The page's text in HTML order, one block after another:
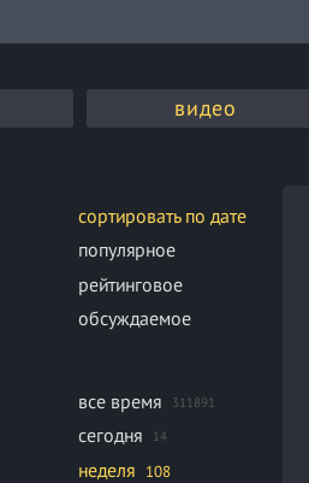
видео
сортировать по дате
популярное
рейтинговое
обсуждаемое
все время 311891
сегодня 14
неделя 108